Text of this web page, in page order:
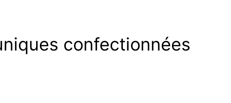
confectionnées